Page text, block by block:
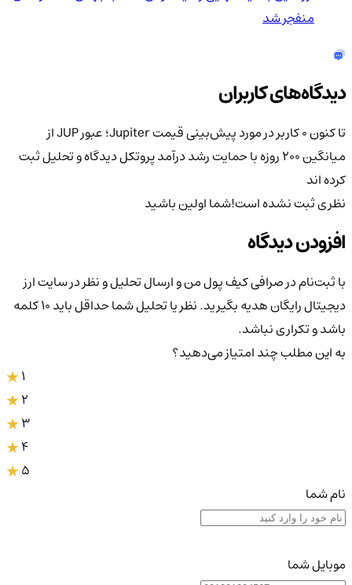
منفجر شد
دیدگاه‌های کاربران
تا کنون 0 کاربر در مورد
پیش‌بینی قیمت Jupiter؛ عبور JUP از
میانگین 200 روزه با حمایت رشد درآمد پروتکل
دیدگاه و تحلیل ثبت
کرده اند
نظری ثبت نشده است!شما اولین باشید
افزودن دیدگاه
با ثبت‌نام در صرافی کیف پول من و ارسال تحلیل و نظر در سایت ارز
دیجیتال رایگان هدیه بگیرید. نظر یا تحلیل شما حداقل باید ۱۰ کلمه
باشد و تکراری نباشد.
به این مطلب چند امتیاز می‌دهید؟
3
4
5
نام شما
موبایل شما